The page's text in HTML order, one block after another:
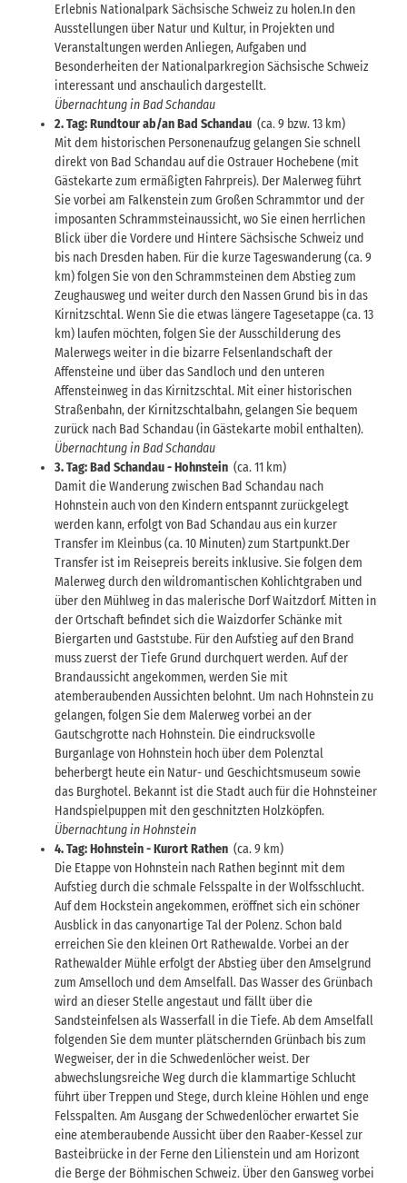
Erlebnis Nationalpark Sächsische Schweiz zu holen.In den
Ausstellungen über Natur und Kultur, in Projekten und
Veranstaltungen werden Anliegen, Aufgaben und
Besonderheiten der Nationalparkregion Sächsische Schweiz
interessant und anschaulich dargestellt.
Übernachtung in Bad Schandau
2. Tag: Rundtour ab/an Bad Schandau (ca. 9 bzw. 13 km)
Mit dem historischen Personenaufzug gelangen Sie schnell
direkt von Bad Schandau auf die Ostrauer Hochebene (mit
Gästekarte zum ermäßigten Fahrpreis). Der Malerweg führt
Sie vorbei am Falkenstein zum Großen Schrammtor und der
imposanten Schrammsteinaussicht, wo Sie einen herrlichen
Blick über die Vordere und Hintere Sächsische Schweiz und
bis nach Dresden haben. Für die kurze Tageswanderung (ca. 9
km) folgen Sie von den Schrammsteinen dem Abstieg zum
Zeughausweg und weiter durch den Nassen Grund bis in das
Kirnitzschtal. Wenn Sie die etwas längere Tagesetappe (ca. 13
km) laufen möchten, folgen Sie der Ausschilderung des
Malerwegs weiter in die bizarre Felsenlandschaft der
Affensteine und über das Sandloch und den unteren
Affensteinweg in das Kirnitzschtal. Mit einer historischen
Straßenbahn, der Kirnitzschtalbahn, gelangen Sie bequem
zurück nach Bad Schandau (in Gästekarte mobil enthalten).
Übernachtung in Bad Schandau
3. Tag: Bad Schandau - Hohnstein (ca. 11 km)
Damit die Wanderung zwischen Bad Schandau nach
Hohnstein auch von den Kindern entspannt zurückgelegt
werden kann, erfolgt von Bad Schandau aus ein kurzer
Transfer im Kleinbus (ca. 10 Minuten) zum Startpunkt.Der
Transfer ist im Reisepreis bereits inklusive. Sie folgen dem
Malerweg durch den wildromantischen Kohlichtgraben und
über den Mühlweg in das malerische Dorf Waitzdorf. Mitten in
der Ortschaft befindet sich die Waizdorfer Schänke mit
Biergarten und Gaststube. Für den Aufstieg auf den Brand
muss zuerst der Tiefe Grund durchquert werden. Auf der
Brandaussicht angekommen, werden Sie mit
atemberaubenden Aussichten belohnt. Um nach Hohnstein zu
gelangen, folgen Sie dem Malerweg vorbei an der
Gautschgrotte nach Hohnstein. Die eindrucksvolle
Burganlage von Hohnstein hoch über dem Polenztal
beherbergt heute ein Natur- und Geschichtsmuseum sowie
das Burghotel. Bekannt ist die Stadt auch für die Hohnsteiner
Handspielpuppen mit den geschnitzten Holzköpfen.
Übernachtung in Hohnstein
4. Tag: Hohnstein - Kurort Rathen (ca. 9 km)
Die Etappe von Hohnstein nach Rathen beginnt mit dem
Aufstieg durch die schmale Felsspalte in der Wolfsschlucht.
Auf dem Hockstein angekommen, eröffnet sich ein schöner
Ausblick in das canyonartige Tal der Polenz. Schon bald
erreichen Sie den kleinen Ort Rathewalde. Vorbei an der
Rathewalder Mühle erfolgt der Abstieg über den Amselgrund
zum Amselloch und dem Amselfall. Das Wasser des Grünbach
wird an dieser Stelle angestaut und fällt über die
Sandsteinfelsen als Wasserfall in die Tiefe. Ab dem Amselfall
folgenden Sie dem munter plätschernden Grünbach bis zum
Wegweiser, der in die Schwedenlöcher weist. Der
abwechslungsreiche Weg durch die klammartige Schlucht
führt über Treppen und Stege, durch kleine Höhlen und enge
Felsspalten. Am Ausgang der Schwedenlöcher erwartet Sie
eine atemberaubende Aussicht über den Raaber-Kessel zur
Basteibrücke in der Ferne den Lilienstein und am Horizont
die Berge der Böhmischen Schweiz. Über den Gansweg vorbei